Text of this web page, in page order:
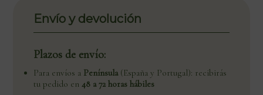
Envío y devolución
Plazos de envío:
Para envíos a Península(España y Portugal): recibirás
tu pedido en 48 a 72 horas hábiles